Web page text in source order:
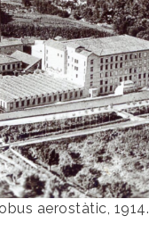
aerostàtic, 1914.